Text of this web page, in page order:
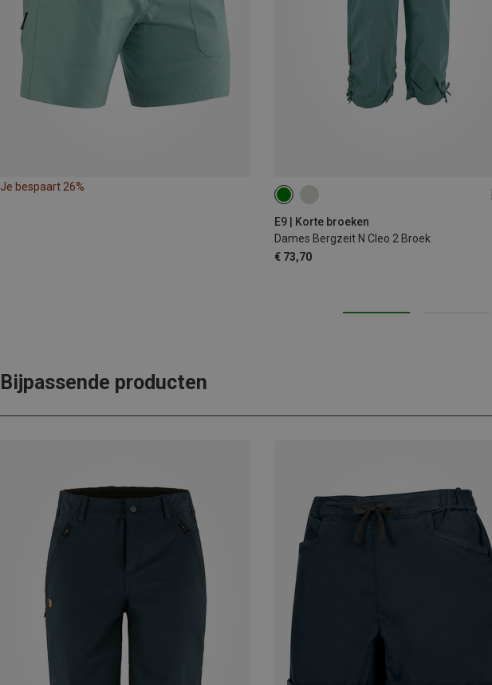
Je bespaart 26%
E9 | Korte broeken
Dames Bergzeit N Cleo 2 Broek
€ 73,70
XS S
Bijpassende producten